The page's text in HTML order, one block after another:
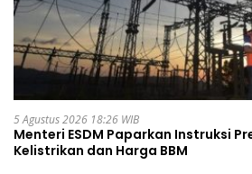
5 Agustus 2026 18:26 WIB
Menteri ESDM Paparkan Instruksi
Kelistrikan dan Harga BBM